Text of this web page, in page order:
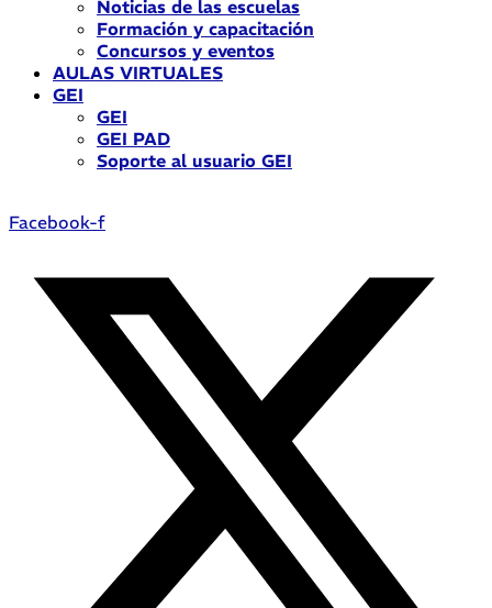
Noticias de las escuelas
Formación y capacitación
Concursos y eventos
AULAS VIRTUALES
GEI
GEI
GEI PAD
Soporte al usuario GEI
Facebook-f